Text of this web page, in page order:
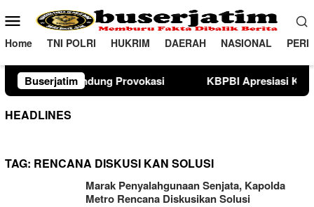
ke
konten
Menu
Mobile
Home TNI POLRI HUKRIM DAERAH NASIONAL
Buserjatim
Provokasi KBPBI Apresiasi Komitmen Kapolri Kawal
HEADLINES
TAG: RENCANA DISKUSI KAN SOLUSI
Marak Penyalahgunaan Senjata, Kapolda
Metro Rencana Diskusikan Solusi